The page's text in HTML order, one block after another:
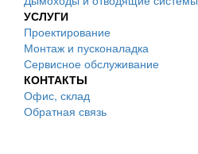
УСЛУГИ
Проектирование
Монтаж и пусконаладка
Сервисное обслуживание
КОНТАКТЫ
Офис, склад
Обратная связь